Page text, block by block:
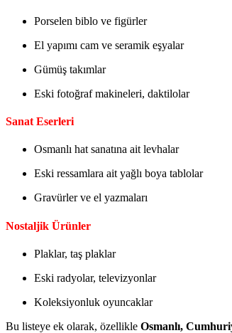
Porselen biblo ve figürler
El yapımı cam ve seramik eşyalar
Gümüş takımlar
Eski fotoğraf makineleri, daktilolar
Sanat Eserleri
Osmanlı hat sanatına ait levhalar
Eski ressamlara ait yağlı boya tablolar
Gravürler ve el yazmaları
Nostaljik Ürünler
Plaklar, taş plaklar
Eski radyolar, televizyonlar
Koleksiyonluk oyuncaklar
Bu listeye ek olarak, özellikle Osmanlı,